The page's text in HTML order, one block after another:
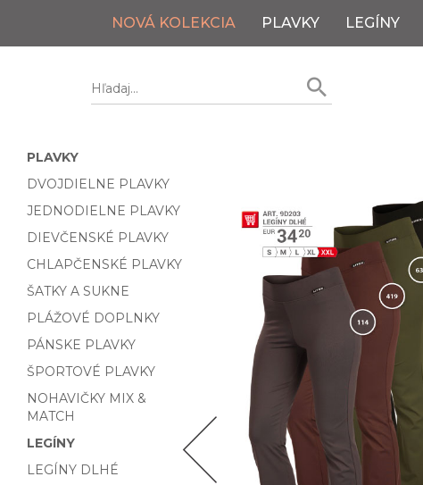
NOVÁ KOLEKCIA PLAVKY LEGÍNY
PLAVKY
DVOJDIELNE PLAVKY
JEDNODIELNE PLAVKY
DIEVČENSKÉ PLAVKY
CHLAPČENSKÉ PLAVKY
ŠATKY A SUKNE
PLÁŽOVÉ DOPLNKY
PÁNSKE PLAVKY
ŠPORTOVÉ PLAVKY
NOHAVIČKY MIX &
MATCH
LEGÍNY
LEGÍNY DLHÉ